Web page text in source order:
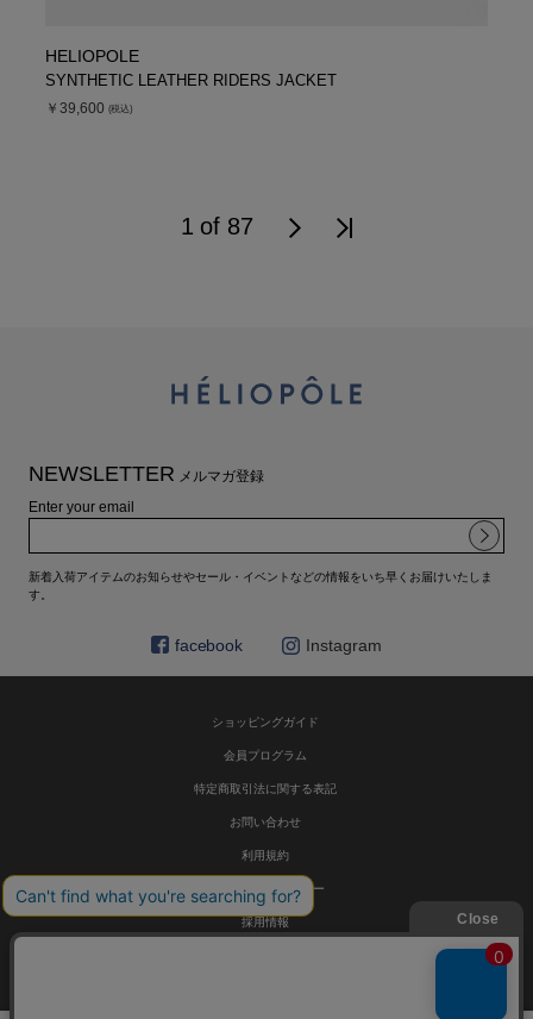
HELIOPOLE
SYNTHETIC LEATHER RIDERS JACKET
￥39,600 (税込)
1 of 87
NEWSLETTER メルマガ登録
Enter your email
新着入荷アイテムのお知らせやセール・イベントなどの情報をいち早くお届けいたしま
す。
facebook Instagram
ショッピングガイド
会員プログラム
特定商取引法に関する表記
お問い合わせ
利用規約
プライバシーポリシー
採用情報